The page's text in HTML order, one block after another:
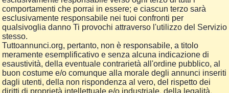
comportamenti che porrai in essere; e ciascun terzo sarà
esclusivamente responsabile nei tuoi confronti per
qualsivoglia danno Ti provochi attraverso l'utilizzo del Servizio
stesso.
Tuttoannunci.org, pertanto, non è responsabile, a titolo
meramente esemplificativo e senza alcuna indicazione di
esaustività, della eventuale contrarietà all'ordine pubblico, al
buon costume e/o comunque alla morale degli annunci inseriti
dagli utenti, della non rispondenza al vero, del rispetto dei
diritti di proprietà intellettuale e/o industriale, della legalità,